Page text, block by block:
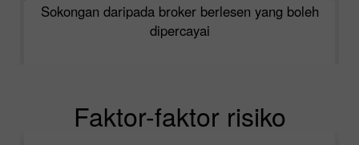
Sokongan daripada broker berlesen yang boleh
dipercayai
Faktor-faktor risiko